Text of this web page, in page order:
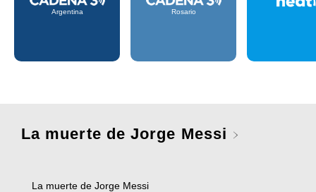
Argentina Rosario
La muerte de Jorge Messi
La muerte de Jorge Messi